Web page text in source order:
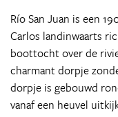
Río San Juan is een
Carlos landinwaarts
boottocht over de
charmant dorpje
dorpje is gebouwd
vanaf een heuvel